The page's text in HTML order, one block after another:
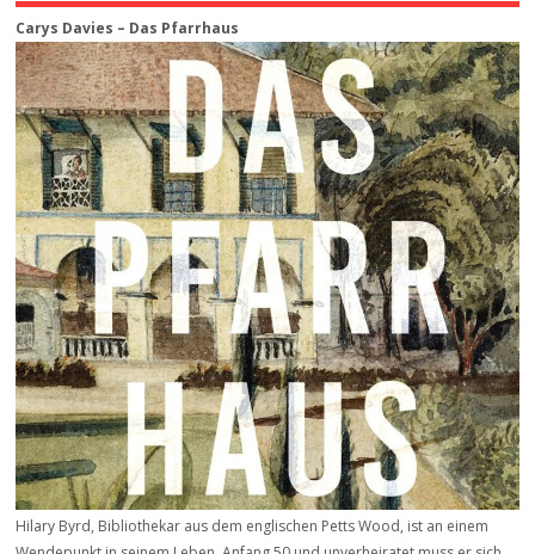
Carys Davies – Das Pfarrhaus
Hilary Byrd, Bibliothekar aus dem englischen Petts Wood, ist an einem